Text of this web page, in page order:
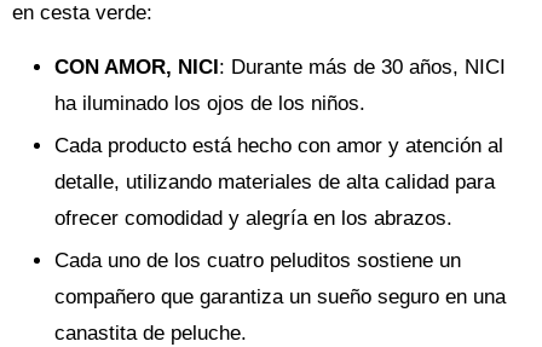
en cesta verde:
CON AMOR, NICI: Durante más de 30 años, NICI
ha iluminado los ojos de los niños.
Cada producto está hecho con amor y atención al
detalle, utilizando materiales de alta calidad para
ofrecer comodidad y alegría en los abrazos.
Cada uno de los cuatro peluditos sostiene un
compañero que garantiza un sueño seguro en una
canastita de peluche.